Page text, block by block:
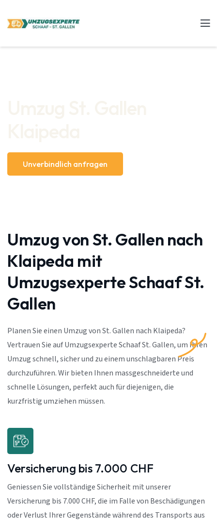
Unverbindlich anfragen
Umzug von St. Gallen nach
Klaipeda mit
Umzugsexperte Schaaf St.
Gallen
Planen Sie einen Umzug von St. Gallen nach Klaipeda?
Vertrauen Sie auf Umzugsexperte Schaaf St. Gallen, um Ihren
Umzug schnell, sicher und zu einem unschlagbaren Preis
durchzuführen. Wir bieten Ihnen massgeschneiderte und
schnelle Lösungen, perfekt auch für diejenigen, die
kurzfristig umziehen müssen.
Versicherung bis 7.000 CHF
Geniessen Sie vollständige Sicherheit mit unserer
Versicherung bis 7.000 CHF, die im Falle von Beschädigungen
oder Verlust Ihrer Gegenstände während des Transports aus